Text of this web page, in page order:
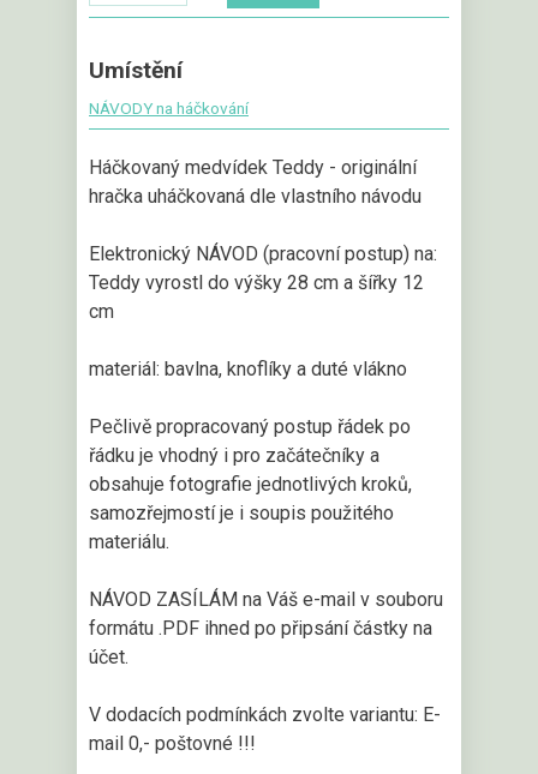
Umístění
NÁVODY na háčkování
Háčkovaný medvídek Teddy - originální
hračka uháčkovaná dle vlastního návodu
Elektronický NÁVOD (pracovní postup) na:
Teddy vyrostl do výšky 28 cm a šířky 12
cm
materiál: bavlna, knoflíky a duté vlákno
Pečlivě propracovaný postup řádek po
řádku je vhodný i pro začátečníky a
obsahuje fotografie jednotlivých kroků,
samozřejmostí je i soupis použitého
materiálu.
NÁVOD ZASÍLÁM na Váš e-mail v souboru
formátu .PDF ihned po připsání částky na
účet.
V dodacích podmínkách zvolte variantu: E-
mail 0,- poštovné !!!